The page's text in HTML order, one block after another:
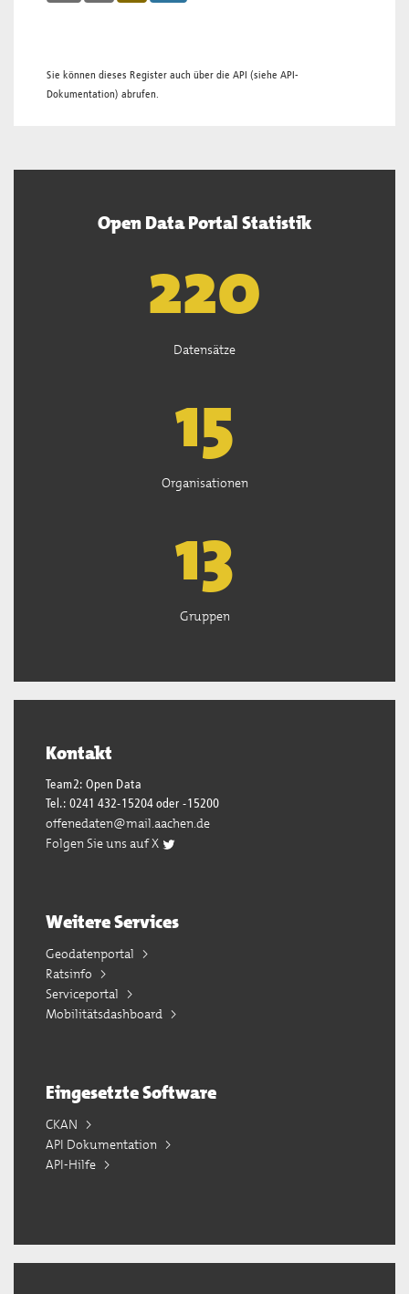
Sie können dieses Register auch über die API (siehe API-
Dokumentation) abrufen.
Open Data Portal Statistik
222
Datensätze
15
Organisationen
13
Gruppen
Kontakt
Team2: Open Data
Tel.: 0241 432-15204 oder -15200
offenedaten@mail.aachen.de
Folgen Sie uns auf X
Weitere Services
Geodatenportal
Ratsinfo
Serviceportal
Mobilitätsdashboard
Eingesetzte Software
CKAN
API Dokumentation
API-Hilfe